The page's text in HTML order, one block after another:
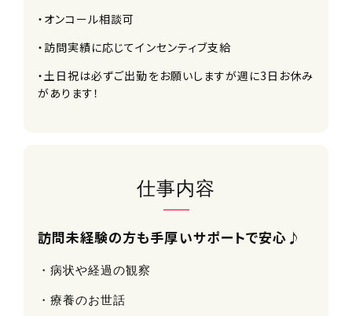
・オンコール相談可
・訪問実績に応じてインセンティブ支給
・土日祝は必ずご出勤をお願いしますが週に3日お休み
があります！
仕事内容
訪問未経験の方も手厚いサポートで安心♪
・病状や経過の観察
・療養のお世話